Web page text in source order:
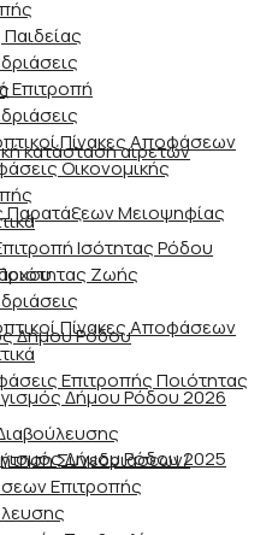
κατάσταση αιρετών
Παρατάξεων Μειοψηφίας
Δήμου Ρόδου
Δήμου Ρόδου 2026
Δήμου Ρόδου 2025
Επιτροπή
Πίνακες Αποφάσεων
Οικονομικής
Ισότητας Ρόδου
Ζωής
Πίνακες Αποφάσεων
Επιτροπής Ποιότητας
Συνεδριάσεων/
Επιτροπής